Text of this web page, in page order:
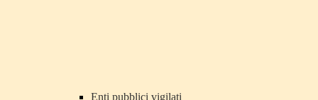
Enti pubblici vigilati